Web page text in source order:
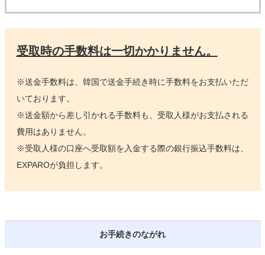
受取時の手数料は一切かかりません。
※送金手数料は、韓国で送金手続き時に手数料をお支払いただ
いております。
※送金額から差し引かれる手数料も、受取人様がお支払される
費用はありません。
※受取人様の口座へ受取額を入金する際の銀行振込手数料は、
EXPAROが負担します。
お手続きのながれ